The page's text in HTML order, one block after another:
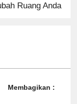
Ruang Anda
Membagikan :